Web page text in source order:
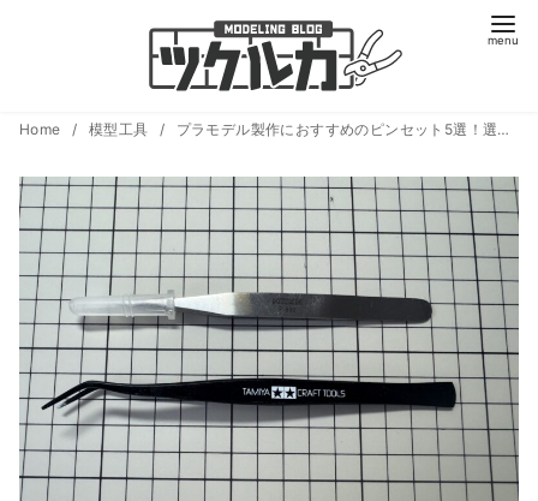
Home 模型工具 プラモデル製作におすすめのピンセット5選！選び方と使い方も解説